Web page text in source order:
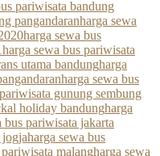
pariwisata bandung
pangandaranharga sewa
harga sewa bus
harga sewa bus pariwisata
utama bandungharga
harga sewa bus
gunung sembung
holiday bandungharga
bus pariwisata jakarta
jogjaharga sewa bus
malangharga sewa